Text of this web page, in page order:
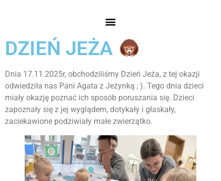
DZIEŃ JEŻA
Dnia 17.11.2025r, obchodziliśmy Dzień Jeża, z tej okazji
odwiedziła nas Pani Agata z Jeżynką ; ). Tego dnia dzieci
miały okazję poznać ich sposób poruszania się. Dzieci
zapoznały się z jej wyglądem, dotykały i głaskały,
zaciekawione podziwiały małe zwierzątko.